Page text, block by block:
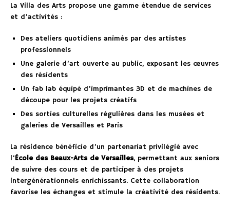
La Villa des Arts propose une gamme étendue de services
et d’activités :
Des ateliers quotidiens animés par des artistes
professionnels
Une galerie d’art ouverte au public, exposant les œuvres
des résidents
Un fab lab équipé d’imprimantes 3D et de machines de
découpe pour les projets créatifs
Des sorties culturelles régulières dans les musées et
galeries de Versailles et Paris
La résidence bénéficie d’un partenariat privilégié avec
l’École des Beaux-Arts de Versailles, permettant aux seniors
de suivre des cours et de participer à des projets
intergénérationnels enrichissants. Cette collaboration
favorise les échanges et stimule la créativité des résidents.